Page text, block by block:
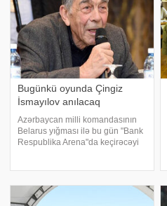
Bugünkü oyunda Çingiz
İsmayılov anılacaq
Azərbaycan milli komandasının
Belarus yığması ilə bu gün "Bank
Respublika Arena"da keçirəcəyi
xatirəsi bir dəqiqəlik sükutl